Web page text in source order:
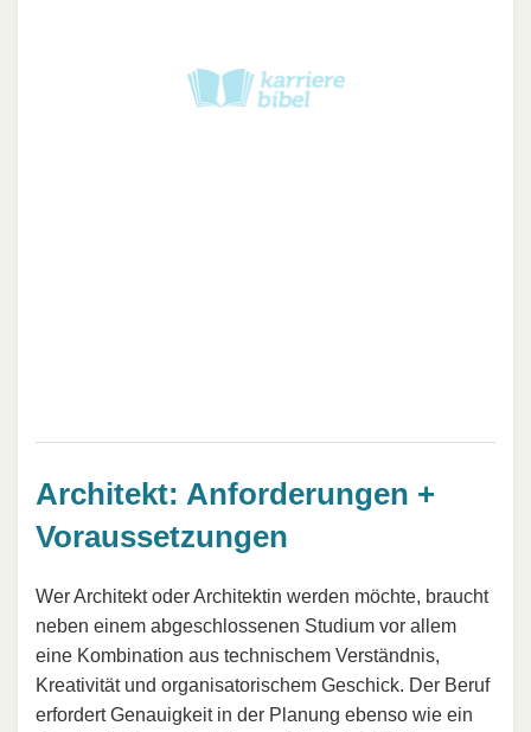
Architekt: Anforderungen +
Voraussetzungen
Wer Architekt oder Architektin werden möchte, braucht
neben einem abgeschlossenen Studium vor allem
eine Kombination aus technischem Verständnis,
Kreativität und organisatorischem Geschick. Der Beruf
erfordert Genauigkeit in der Planung ebenso wie ein